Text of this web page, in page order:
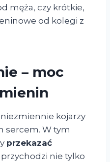
męża, czy krótkie,
od kolegi z
– moc
kojarzy
sercem. W tym
przekazać
przychodzi nie tylko